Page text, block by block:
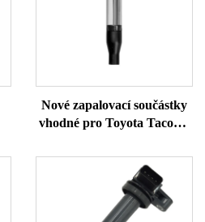
Nové zapalovací součástky
vhodné pro Toyota Tacoma
90919A2008 Zapalovací
cívka 9004A19002 UF796